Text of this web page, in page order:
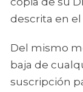
descrita en
Del mismo
baja de
suscripción